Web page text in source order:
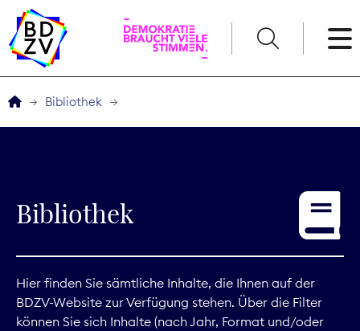
Service
Digitales
Bibliothek
Bibliothek
Hier finden Sie sämtliche Inhalte, die Ihnen auf der
BDZV-Website zur Verfügung stehen. Über die Filter
können Sie sich Inhalte (nach Jahr, Format und/oder